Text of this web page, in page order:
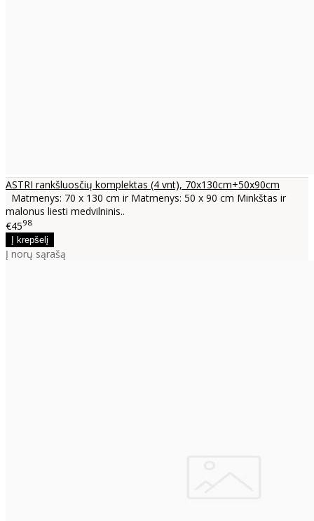
ASTRI rankšluosčių komplektas (4 vnt), 70x130cm+50x90cm
Matmenys: 70 x 130 cm ir Matmenys: 50 x 90 cm Minkštas ir
malonus liesti medvilninis..
€4598
Į norų sąrašą